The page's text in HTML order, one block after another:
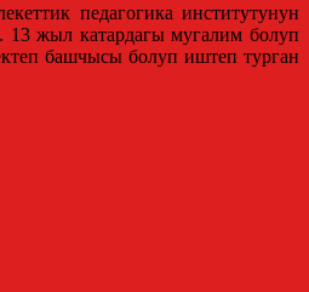
педагогика институтунун
13 жыл катардагы мугалим болуп
башчысы болуп иштеп турган